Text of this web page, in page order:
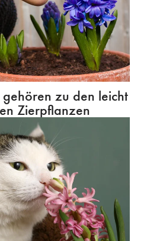
zu den leicht
Zierpflanzen